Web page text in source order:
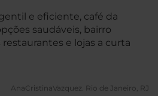
e eficiente, café da
saudáveis, bairro
e lojas a curta
AnaCristinaVazquez. Rio de Janeiro, RJ